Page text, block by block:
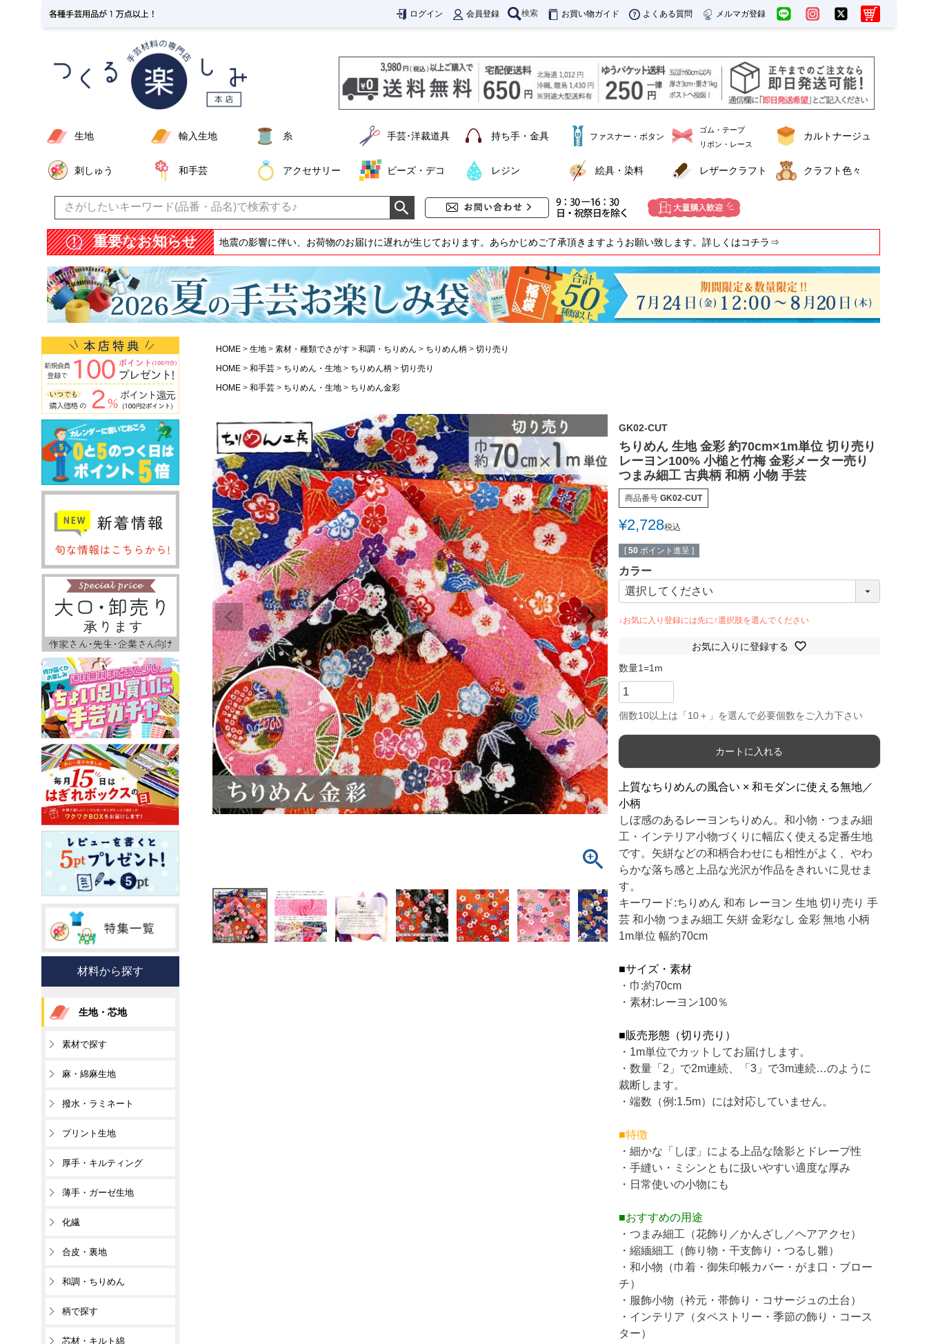
ログイン 会員登録 検索 お買い物ガイド よくある質問 メルマガ登録
生地 輸入生地 糸 手芸･洋裁道具 持ち手・金具 ファスナー・ボタン
ゴム・テープ
リボン・レース
カルトナージュ
刺しゅう 和手芸 アクセサリー ビーズ・デコ レジン 絵具・染料 レザークラフト クラフト色々
重要なお知らせ 地震の影響に伴い、お荷物のお届けに遅れが生じております。あらかじめご了承頂きますようお願い致します。詳しくはコチラ⇒
HOME 生地 素材・種類でさがす 和調・ちりめん ちりめん柄
切り売り
HOME
和手芸 ちりめん・生地 ちりめん柄
切り売り
HOME
和手芸 ちりめん・生地 ちりめん金彩
GK02-CUT
ちりめん 生地 金彩 約70cm×1m単位 切り売り
レーヨン100% 小槌と竹梅 金彩メーター売り
つまみ細工 古典柄 和柄 小物 手芸
商品番号 GK02-CUT
¥2,728税込
[ 50 ポイント進呈 ]
カラー
お気に入りに登録する
カートに入れる
上質なちりめんの風合い × 和モダンに使える無地／
小柄
しぼ感のあるレーヨンちりめん。和小物・つまみ細
工・インテリア小物づくりに幅広く使える定番生地
です。矢絣などの和柄合わせにも相性がよく、やわ
らかな落ち感と上品な光沢が作品をきれいに見せま
す。
キーワード:ちりめん 和布 レーヨン 生地 切り売り 手
芸 和小物 つまみ細工 矢絣 金彩なし 金彩 無地 小柄
1m単位 幅約70cm
■サイズ・素材
・巾:約70cm
・素材:レーヨン100％
■販売形態（切り売り）
・1m単位でカットしてお届けします。
・数量「2」で2m連続、「3」で3m連続…のように
裁断します。
・端数（例:1.5m）には対応していません。
■特徴
・細かな「しぼ」による上品な陰影とドレープ性
・手縫い・ミシンともに扱いやすい適度な厚み
・日常使いの小物にも
■おすすめの用途
・つまみ細工（花飾り／かんざし／ヘアアクセ）
・縮緬細工（飾り物・干支飾り・つるし雛）
・和小物（巾着・御朱印帳カバー・がま口・ブロー
チ）
・服飾小物（衿元・帯飾り・コサージュの土台）
・インテリア（タペストリー・季節の飾り・コース
ター）
材料から探す
生地・芯地
素材で探す
麻・綿麻生地
撥水・ラミネート
プリント生地
厚手・キルティング
薄手・ガーゼ生地
化繊
合皮・裏地
和調・ちりめん
柄で探す
芯材・キルト綿